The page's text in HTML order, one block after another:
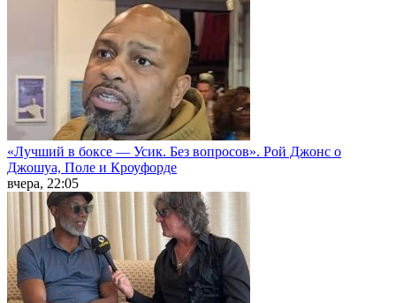
«Лучший в боксе — Усик. Без вопросов». Рой Джонс о
Джошуа, Поле и Кроуфорде
вчера, 22:05